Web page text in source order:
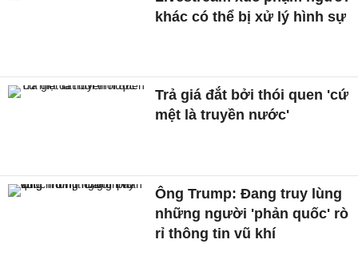
khác có thể bị xử lý hình sự
Trả giá đắt bởi thói quen 'cứ
mệt là truyền nước'
Ông Trump: Đang truy lùng
những người 'phản quốc' rò
rỉ thông tin vũ khí